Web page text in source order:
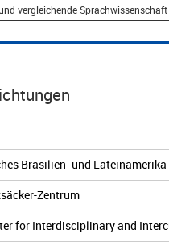
vergleichende Sprachwissenschaft
Brasilien- und
Zentrum
for Interdisciplinary and